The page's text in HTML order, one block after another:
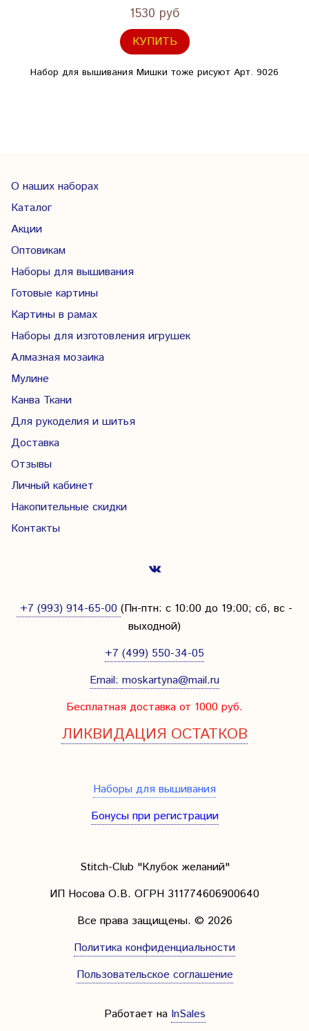
1530 руб
КУПИТЬ
Набор для вышивания Мишки тоже рисуют Арт. 9026
О наших наборах
Каталог
Акции
Оптовикам
Наборы для вышивания
Готовые картины
Картины в рамах
Наборы для изготовления игрушек
Алмазная мозаика
Мулине
Канва Ткани
Для рукоделия и шитья
Доставка
Отзывы
Личный кабинет
Накопительные скидки
Контакты
+7 (993) 914-65-00 (Пн-птн: с 10:00 до 19:00; сб, вс -
выходной)
+7 (499) 550-34-05
Email: moskartyna@mail.ru
Бесплатная доставка от 1000 руб.
ЛИКВИДАЦИЯ ОСТАТКОВ
Наборы для вышивания
Бонусы при регистрации
Stitch-Club "Клубок желаний"
ИП Носова О.В. ОГРН 311774606900640
Все права защищены. © 2026
Политика конфиденциальности
Пользовательское соглашение
Работает на InSales